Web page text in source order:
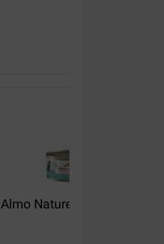
Almo Nature HFC Jelly...